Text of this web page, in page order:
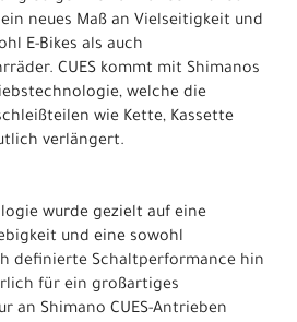
neues Maß an Vielseitigkeit und
E-Bikes als auch
CUES kommt mit Shimanos
welche die
wie Kette, Kassette
verlängert.
wurde gezielt auf eine
und eine sowohl
definierte Schaltperformance hin
für ein großartiges
an Shimano CUES-Antrieben